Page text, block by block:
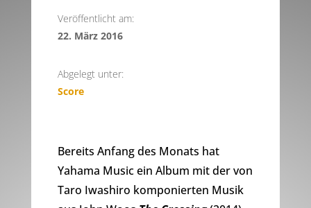
Veröffentlicht am:
22. März 2016
Abgelegt unter:
Score
Bereits Anfang des Monats hat
Yahama Music ein Album mit der von
Taro Iwashiro komponierten Musik